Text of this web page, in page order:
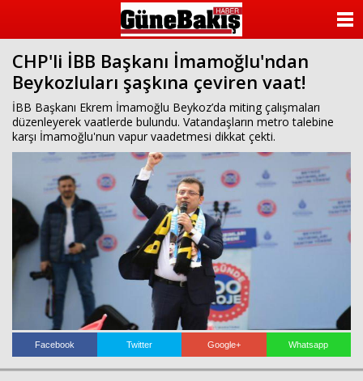
CHP'li İBB Başkanı İmamoğlu'ndan
Beykozluları şaşkına çeviren vaat!
İBB Başkanı Ekrem İmamoğlu Beykoz’da miting çalışmaları
düzenleyerek vaatlerde bulundu. Vatandaşların metro talebine
karşı İmamoğlu'nun vapur vaadetmesi dikkat çekti.
Facebook Twitter Google+ Whatsapp
KATEGORİLER
ANKETLER
FOTO GALERİ
VİDEO GALERİ
İLETİŞİM